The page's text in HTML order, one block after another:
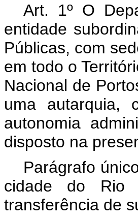
Art. 1º O
entidade
Públicas, com
em todo o
Nacional de
uma autarquia,
autonomia
disposto na
Parágrafo
cidade do Rio
transferência de